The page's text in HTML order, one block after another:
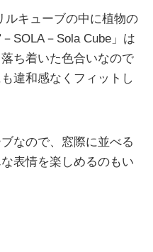
ルキューブの中に植物の
SOLA－Sola Cube」は
ち着いた色合いなので
違和感なくフィットし
なので、窓際に並べる
表情を楽しめるのもい